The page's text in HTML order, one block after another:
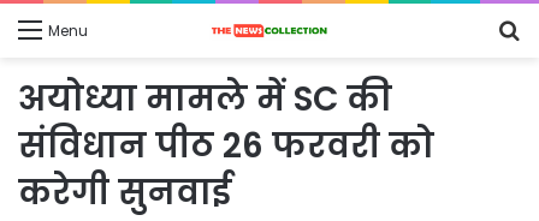
Menu
अयोध्या मामले में SC की
संविधान पीठ 26 फरवरी को
करेगी सुनवाई